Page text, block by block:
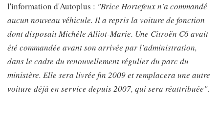
l'information d'Autoplus : "Brice Hortefeux n'a commandé
aucun nouveau véhicule. Il a repris la voiture de fonction
dont disposait Michèle Alliot-Marie. Une Citroën C6 avait
été commandée avant son arrivée par l'administration,
dans le cadre du renouvellement régulier du parc du
ministère. Elle sera livrée fin 2009 et remplacera une autre
voiture déjà en service depuis 2007, qui sera réattribuée".